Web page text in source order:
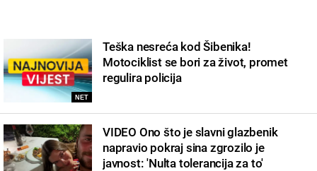
NET
Teška nesreća kod Šibenika!
Motociklist se bori za život, promet
regulira policija
VIDEO Ono što je slavni glazbenik
napravio pokraj sina zgrozilo je
javnost: 'Nulta tolerancija za to'